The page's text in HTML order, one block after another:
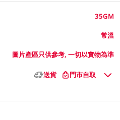
35GM
常溫
圖片產區只供參考, 一切以實物為準
送貨 門市自取